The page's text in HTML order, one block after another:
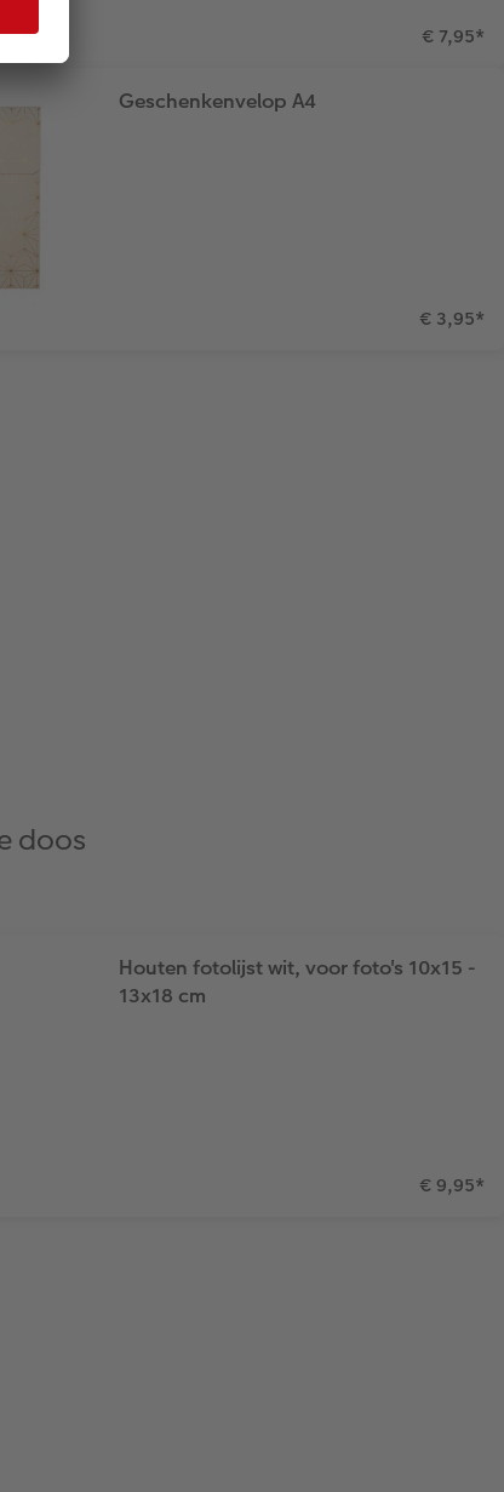
€ 7,95*
Geschenkenvelop A4
€ 3,95*
doos
Houten fotolijst wit, voor foto's 10x15 -
13x18 cm
€ 9,95*